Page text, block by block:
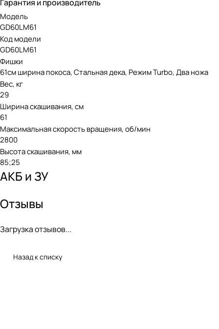
Гарантия и производитель
Модель
GD60LM61
Код модели
GD60LM61
Фишки
61см ширина покоса, Стальная дека, Режим Turbo, Два ножа
Вес, кг
29
Ширина скашивания, см
61
Максимальная скорость вращения, об/мин
2800
Высота скашивания, мм
85;25
АКБ и ЗУ
Отзывы
Загрузка отзывов...
Назад к списку